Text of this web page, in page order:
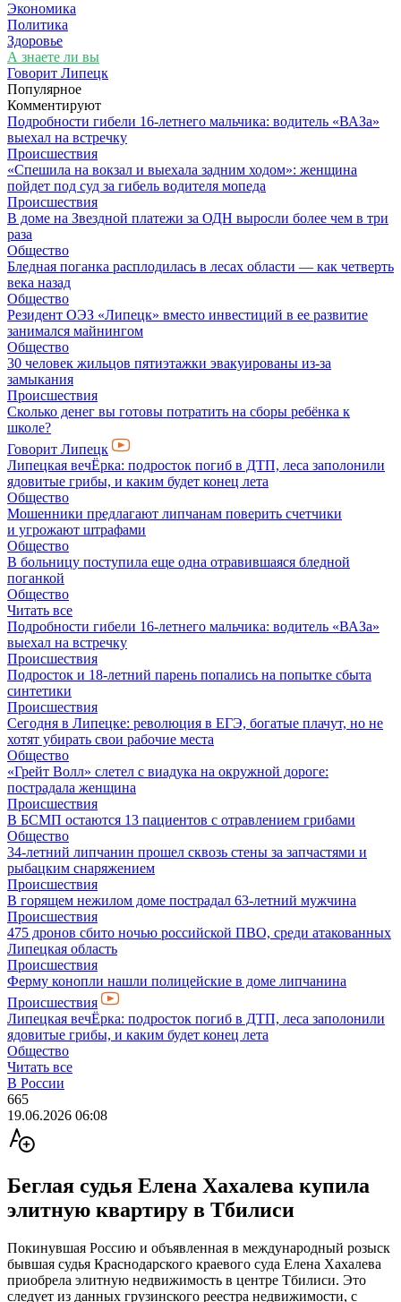
Экономика
Политика
Здоровье
А знаете ли вы
Говорит Липецк
Популярное
Комментируют
Подробности гибели 16-летнего мальчика: водитель «ВАЗа»
выехал на встречку
Происшествия
«Спешила на вокзал и выехала задним ходом»: женщина
пойдет под суд за гибель водителя мопеда
Происшествия
В доме на Звездной платежи за ОДН выросли более чем в три
раза
Общество
Бледная поганка расплодилась в лесах области — как четверть
века назад
Общество
Резидент ОЭЗ «Липецк» вместо инвестиций в ее развитие
занимался майнингом
Общество
30 человек жильцов пятиэтажки эвакуированы из-за
замыкания
Происшествия
Сколько денег вы готовы потратить на сборы ребёнка к
школе?
Говорит Липецк
Липецкая вечЁрка: подросток погиб в ДТП, леса заполонили
ядовитые грибы, и каким будет конец лета
Общество
Мошенники предлагают липчанам поверить счетчики
и угрожают штрафами
Общество
В больницу поступила еще одна отравившаяся бледной
поганкой
Общество
Читать все
Подробности гибели 16-летнего мальчика: водитель «ВАЗа»
выехал на встречку
Происшествия
Подросток и 18-летний парень попались на попытке сбыта
синтетики
Происшествия
Сегодня в Липецке: революция в ЕГЭ, богатые плачут, но не
хотят убирать свои рабочие места
Общество
«Грейт Волл» слетел с виадука на окружной дороге:
пострадала женщина
Происшествия
В БСМП остаются 13 пациентов с отравлением грибами
Общество
34-летний липчанин прошел сквозь стены за запчастями и
рыбацким снаряжением
Происшествия
В горящем нежилом доме пострадал 63-летний мужчина
Происшествия
475 дронов сбито ночью российской ПВО, среди атакованных
Липецкая область
Происшествия
Ферму конопли нашли полицейские в доме липчанина
Происшествия
Липецкая вечЁрка: подросток погиб в ДТП, леса заполонили
ядовитые грибы, и каким будет конец лета
Общество
Читать все
В России
665
19.06.2026 06:08
Беглая судья Елена Хахалева купила
элитную квартиру в Тбилиси
Покинувшая Россию и объявленная в международный розыск
бывшая судья Краснодарского краевого суда Елена Хахалева
приобрела элитную недвижимость в центре Тбилиси. Это
следует из данных грузинского реестра недвижимости, с